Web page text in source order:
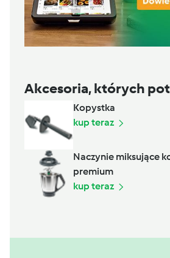
Akcesoria, których
Kopystka
kup teraz
Naczynie miksujące
premium
kup teraz